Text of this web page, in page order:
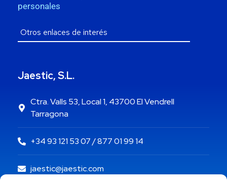
personales
Jaestic, S.L.
Ctra. Valls 53, Local 1, 43700 El Vendrell
Tarragona
+34 93 121 53 07 / 877 01 99 14
jaestic@jaestic.com